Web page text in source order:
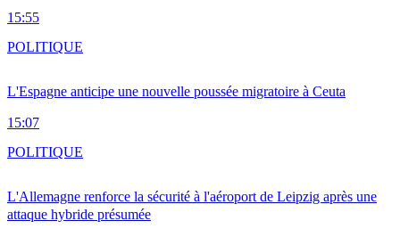
15:55
L'Espagne anticipe une nouvelle poussée migratoire à Ceuta
15:07
POLITIQUE
L'Allemagne renforce la sécurité à l'aéroport de Leipzig après une
attaque hybride présumée
POLITIQUE